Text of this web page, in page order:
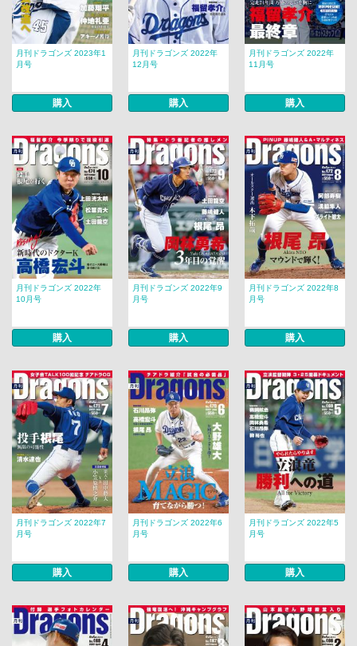
月刊ドラゴンズ 2023年1
月号
購入
月刊ドラゴンズ 2022年
12月号
購入
月刊ドラゴンズ 2022年
11月号
購入
月刊ドラゴンズ 2022年
10月号
購入
月刊ドラゴンズ 2022年9
月号
購入
月刊ドラゴンズ 2022年8
月号
購入
月刊ドラゴンズ 2022年7
月号
購入
月刊ドラゴンズ 2022年6
月号
購入
月刊ドラゴンズ 2022年5
月号
購入